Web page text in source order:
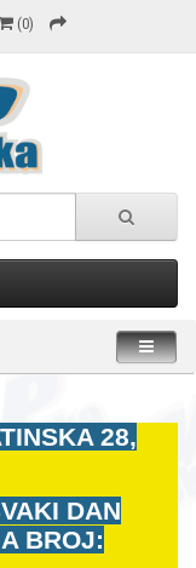
(0)
28,
DAN
BROJ: